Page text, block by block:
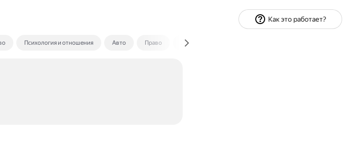
Психология и отношения Авто Право Экономика и финансы
Как это работает?